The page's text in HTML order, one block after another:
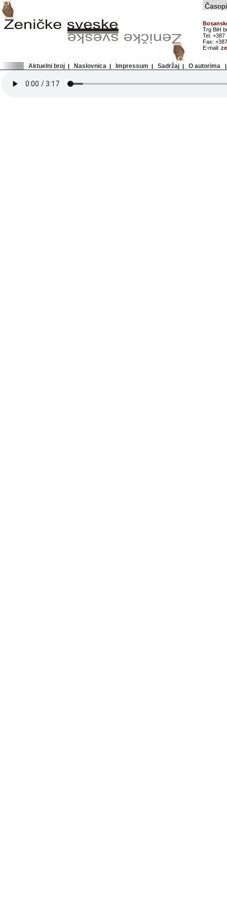
Trg BiH
Tel. +387
Fax:
E-mail:
Aktuelni broj | Naslovnica | Impressum | Sadržaj | O autorima